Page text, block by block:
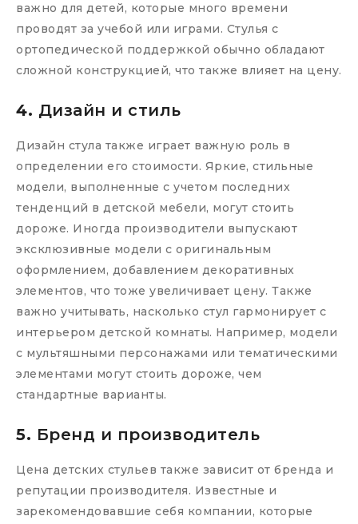
важно для детей, которые много времени
проводят за учебой или играми. Стулья с
ортопедической поддержкой обычно обладают
сложной конструкцией, что также влияет на цену.
4. Дизайн и стиль
Дизайн стула также играет важную роль в
определении его стоимости. Яркие, стильные
модели, выполненные с учетом последних
тенденций в детской мебели, могут стоить
дороже. Иногда производители выпускают
эксклюзивные модели с оригинальным
оформлением, добавлением декоративных
элементов, что тоже увеличивает цену. Также
важно учитывать, насколько стул гармонирует с
интерьером детской комнаты. Например, модели
с мультяшными персонажами или тематическими
элементами могут стоить дороже, чем
стандартные варианты.
5. Бренд и производитель
Цена детских стульев также зависит от бренда и
репутации производителя. Известные и
зарекомендовавшие себя компании, которые